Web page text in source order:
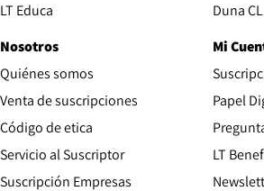
LT Educa
Duna CL
Nosotros
Quiénes somos
Venta de suscripciones
Código de etica Opens in new window
Servicio al Suscriptor
Suscripción Empresas
Mi
Papel
LT